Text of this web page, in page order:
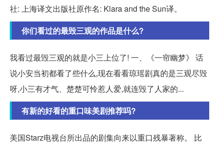
社: 上海译文出版社原作名: Klara and the Sun译。
你们看过的最毁三观的作品是什么?
我看过最毁三观的就是小三上位了! 一、《一帘幽梦》 话
说小安当初都看了些什么,现在看看琼瑶剧真的是三观尽毁
呀,小三有才气、楚楚可怜惹人爱,就连毁了人家的...
有新的好看的重口味美剧推荐吗?
美国Starz电视台所出品的剧集向来以重口残暴著称。 比